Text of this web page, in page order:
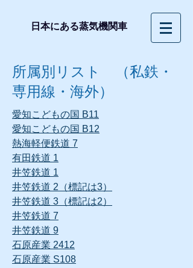
日本にある蒸気機関車
所属別リスト （私鉄・
専用線・海外）
愛知こどもの国 B11
愛知こどもの国 B12
熱海軽便鉄道 7
有田鉄道 1
井笠鉄道 1
井笠鉄道 2（標記は3）
井笠鉄道 3（標記は2）
井笠鉄道 7
井笠鉄道 9
石原産業 2412
石原産業 S108